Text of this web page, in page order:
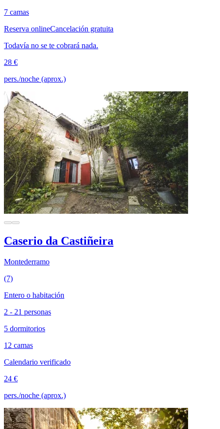
7 camas
Reserva onlineCancelación gratuita
Todavía no se te cobrará nada.
28 €
pers./noche (aprox.)
Caserio da Castiñeira
Montederramo
(7)
Entero o habitación
2 - 21 personas
5 dormitorios
12 camas
Calendario verificado
24 €
pers./noche (aprox.)